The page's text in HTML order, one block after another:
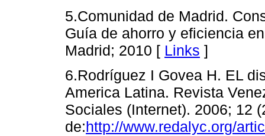
5.Comunidad de Madrid.
Guía de ahorro y eficiencia
Madrid; 2010 [ Links ]
6.Rodríguez I Govea H. EL
America Latina. Revista
Sociales (Internet). 2006; 12
de:http://www.redalyc.org/